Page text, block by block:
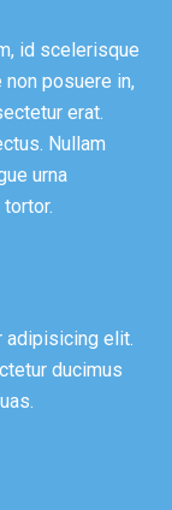
id scelerisque
posuere in,
erat.
Nullam
urna
elit.
ducimus